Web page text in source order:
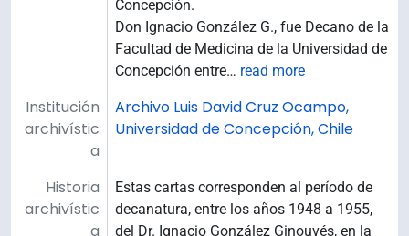
Concepción.
Don Ignacio González G., fue Decano de la
Facultad de Medicina de la Universidad de
Concepción entre… read more
Institución
archivístic
a
Archivo Luis David Cruz Ocampo,
Universidad de Concepción, Chile
Historia
archivístic
a
Estas cartas corresponden al período de
decanatura, entre los años 1948 a 1955,
del Dr. Ignacio González Ginouvés, en la